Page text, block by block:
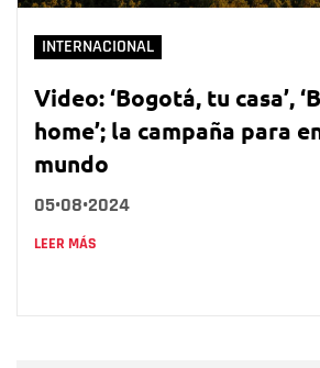
INTERNACIONAL
Video: ‘Bogotá, tu casa’,
home’; la campaña para
mundo
05•08•2024
LEER MÁS